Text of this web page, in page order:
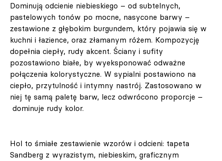
Dominują odcienie niebieskiego – od subtelnych,
pastelowych tonów po mocne, nasycone barwy –
zestawione z głębokim burgundem, który pojawia się w
kuchni i łazience, oraz złamanym różem. Kompozycję
dopełnia ciepły, rudy akcent. Ściany i sufity
pozostawiono białe, by wyeksponować odważne
połączenia kolorystyczne. W sypialni postawiono na
ciepło, przytulność i intymny nastrój. Zastosowano w
niej tę samą paletę barw, lecz odwrócono proporcje –
dominuje rudy kolor.
Hol to śmiałe zestawienie wzorów i odcieni: tapeta
Sandberg z wyrazistym, niebieskim, graficznym